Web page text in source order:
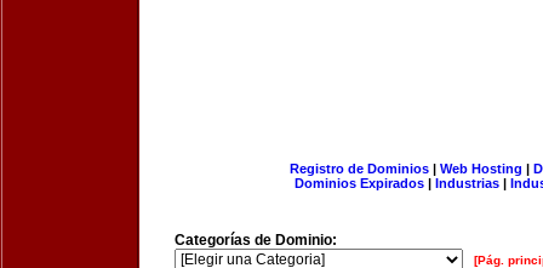
Registro de Dominios| Web Hosting |
Dominios Expirados | Industrias |
Categorías de Dominio:
[Pág.